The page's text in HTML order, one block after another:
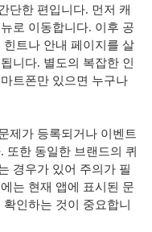
단한 편입니다. 먼저 캐
로 이동합니다. 이후 공
트나 안내 페이지를 살
니다. 별도의 복잡한 인
트폰만 있으면 누구나
제가 등록되거나 이벤트
또한 동일한 브랜드의 퀴
경우가 있어 주의가 필
는 현재 앱에 표시된 문
인하는 것이 중요합니